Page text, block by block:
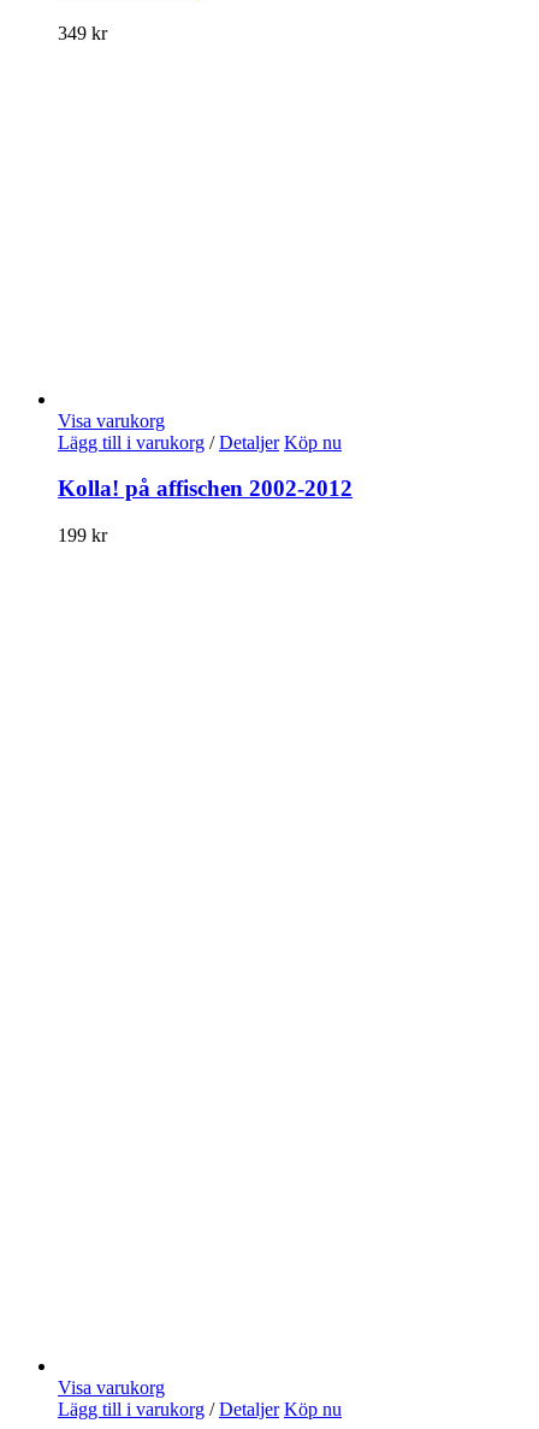
349 kr
Visa varukorg
Lägg till i varukorg / Detaljer Köp nu
Kolla! på affischen 2002-2012
199 kr
Visa varukorg
Lägg till i varukorg / Detaljer Köp nu